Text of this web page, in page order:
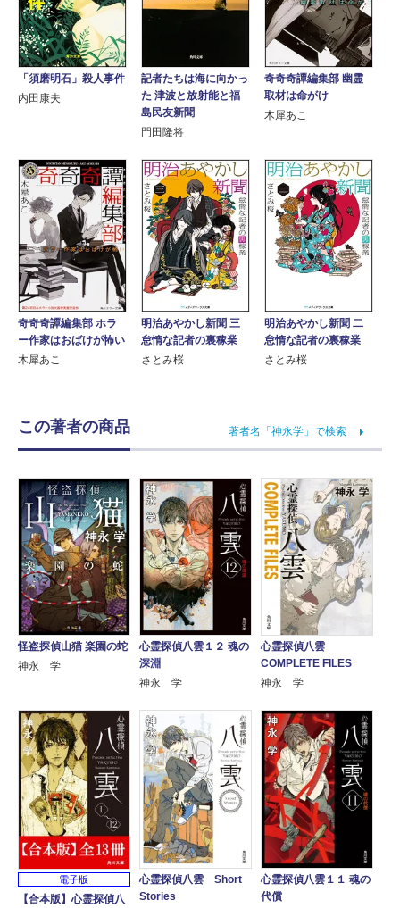
「須磨明石」殺人事件
内田康夫
記者たちは海に向かっ
た 津波と放射能と福
島民友新聞
門田隆将
奇奇奇譚編集部 幽霊
取材は命がけ
木犀あこ
奇奇奇譚編集部 ホラ
ー作家はおばけが怖い
木犀あこ
明治あやかし新聞 三
怠惰な記者の裏稼業
さとみ桜
明治あやかし新聞 二
怠惰な記者の裏稼業
さとみ桜
この著者の商品 著者名「神永学」で検索
怪盗探偵山猫 楽園の蛇
神永 学
心霊探偵八雲１２ 魂の
深淵
神永 学
心霊探偵八雲
COMPLETE FILES
神永 学
電子版
【合本版】心霊探偵八
心霊探偵八雲 Short
Stories
心霊探偵八雲１１ 魂の
代償